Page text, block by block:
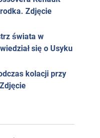
Zdjęcie
świata w
się o Usyku
kolacji przy